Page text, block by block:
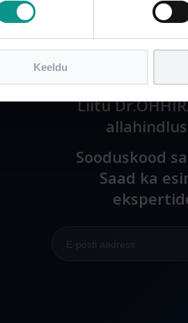
Keeldu
Liitu
Sooduskood
Saad ka